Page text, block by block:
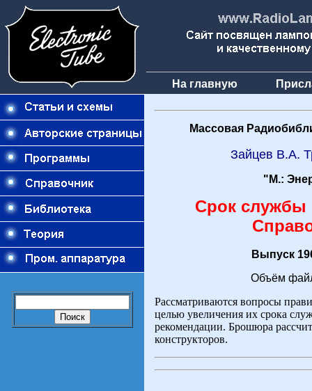
На главную
Массовая
Зайцев В.А.
"М.:
Срок службы
Выпуск
Объём
Рассматриваются вопросы
целью увеличения их срока
рекомендации. Брошюра
конструкторов.